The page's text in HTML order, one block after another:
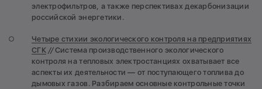
электрофильтров, а также перспективах декарбонизации
российской энергетики.
Четыре стихии экологического контроля на предприятиях
СГК //Система производственного экологического
контроля на тепловых электростанциях охватывает все
аспекты их деятельности — от поступающего топлива до
дымовых газов. Разбираем основные контрольные точки